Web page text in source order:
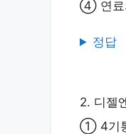
④ 연료
정답
2. 디젤
① 4기